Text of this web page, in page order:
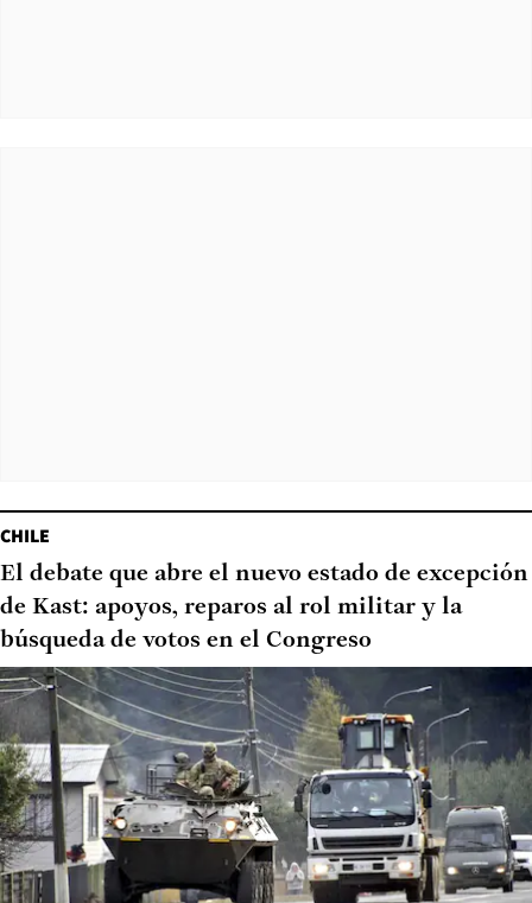
CHILE
El debate que abre el nuevo estado de excepción
de Kast: apoyos, reparos al rol militar y la
búsqueda de votos en el Congreso